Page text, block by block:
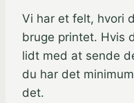
Vi har et felt, hvori
bruge printet. Hvis
lidt med at sende
du har det
det.